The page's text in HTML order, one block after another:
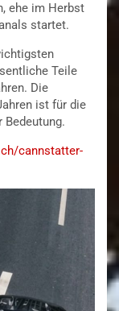
ehe im Herbst
startet.
Teile
Die
ist für die
cannstatter-